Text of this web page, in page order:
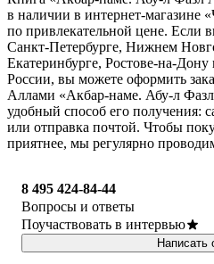
в наличии в интернет-магазине
по привлекательной цене. Если
Санкт-Петербурге, Нижнем
Екатеринбурге, Ростове-на-
России, вы можете оформить
Аллами «Акбар-наме. Абу-л
удобный способ его получения:
или отправка почтой. Чтобы
приятнее, мы регулярно
8 495 424-84-44
Вопросы и ответы
Поучаствовать в интервью
Написать